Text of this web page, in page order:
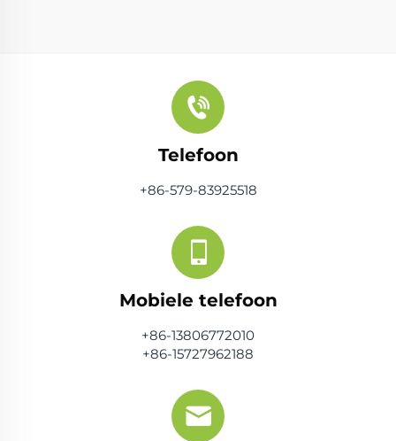
Telefoon
+86-579-83925518
Mobiele telefoon
+86-13806772010
+86-15727962188